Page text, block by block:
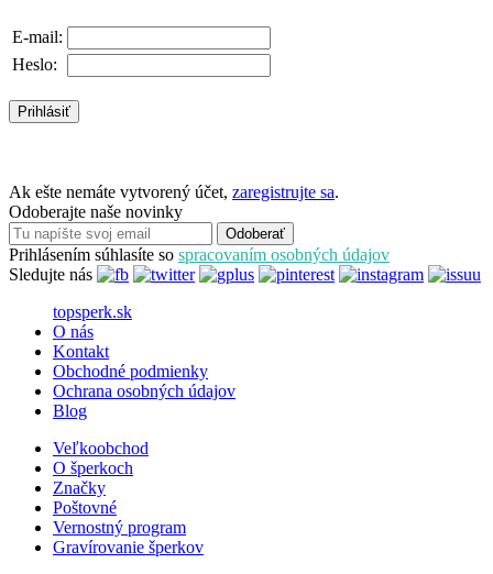
E-mail:
Heslo:
Ak ešte nemáte vytvorený účet, zaregistrujte sa.
Odoberajte naše novinky
Odoberať
Prihlásením súhlasíte so spracovaním osobných údajov
Sledujte nás
topsperk.sk
O nás
Kontakt
Obchodné podmienky
Ochrana osobných údajov
Blog
Veľkoobchod
O šperkoch
Značky
Poštovné
Vernostný program
Gravírovanie šperkov